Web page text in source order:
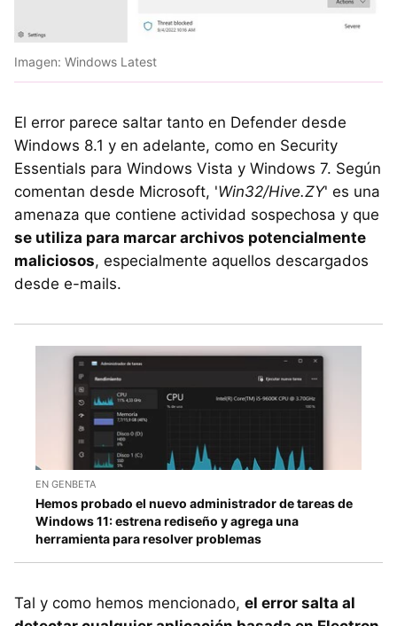
Imagen: Windows Latest
El error parece saltar tanto en Defender desde
Windows 8.1 y en adelante, como en Security
Essentials para Windows Vista y Windows 7. Según
comentan desde Microsoft, 'Win32/Hive.ZY' es una
amenaza que contiene actividad sospechosa y que
se utiliza para marcar archivos potencialmente
maliciosos, especialmente aquellos descargados
desde e-mails.
EN GENBETA
Hemos probado el nuevo administrador de tareas de
Windows 11: estrena rediseño y agrega una
herramienta para resolver problemas
Tal y como hemos mencionado, el error salta al